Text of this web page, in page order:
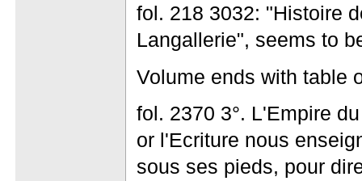
fol. 218 3032: "Histoire
Langallerie", seems to
Volume ends with table
fol. 2370 3°. L'Empire
or l'Ecriture nous
sous ses pieds, pour